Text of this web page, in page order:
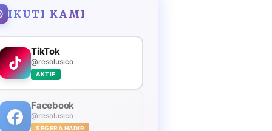
IKUTI KAMI
TikTok
@resolusico
AKTIF
Facebook
@resolusico
SEGERA HADIR